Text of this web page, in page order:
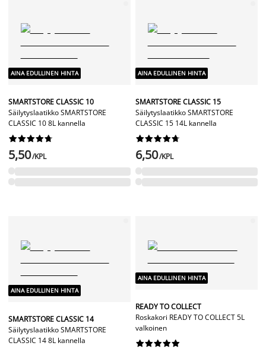
AINA EDULLINEN HINTA
SMARTSTORE CLASSIC 10
Säilytyslaatikko SMARTSTORE
CLASSIC 10 8L kannella






5,50/KPL
AINA EDULLINEN HINTA
SMARTSTORE CLASSIC 15
Säilytyslaatikko SMARTSTORE
CLASSIC 15 14L kannella






6,50/KPL
AINA EDULLINEN HINTA
SMARTSTORE CLASSIC 14
Säilytyslaatikko SMARTSTORE
CLASSIC 14 8L kannella
AINA EDULLINEN HINTA
READY TO COLLECT
Roskakori READY TO COLLECT 5L
valkoinen





